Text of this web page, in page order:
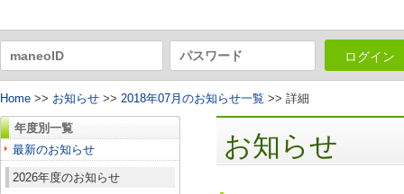
ログイン
Home >> お知らせ >> 2018年07月のお知らせ一覧 >> 詳細
年度別一覧
最新のお知らせ
2026年度のお知らせ
お知らせ